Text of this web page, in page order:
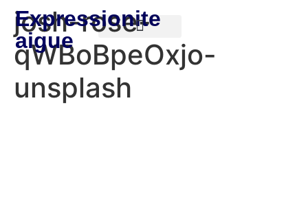
Expressionite
aigue
josh-rose-
qWBoBpeOxjo-
unsplash